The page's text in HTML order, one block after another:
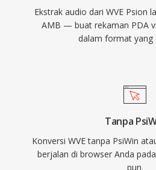
Ekstrak audio dari WVE Psion
AMB — buat rekaman PDA
dalam format yang
Tanpa
Konversi WVE tanpa PsiWin
berjalan di browser Anda
pun.